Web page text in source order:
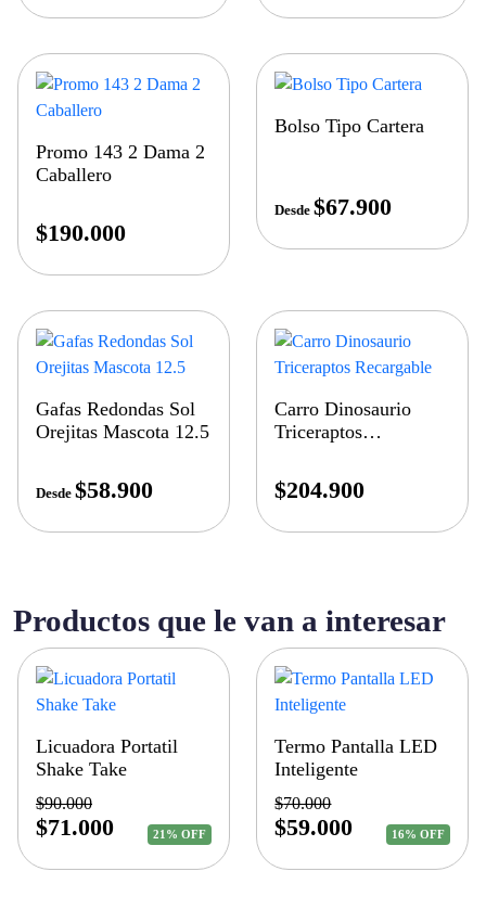
Promo 143 2 Dama 2
Caballero
$190.000
Bolso Tipo Cartera
Desde$67.900
Gafas Redondas Sol
Orejitas Mascota 12.5
Desde $58.900
Carro Dinosaurio
Triceraptos
$204.900
Productos que le van a interesar
Licuadora Portatil
Shake Take
$90.000
$71.000 21% OFF
Termo Pantalla LED
Inteligente
$70.000
$59.000 16% OFF